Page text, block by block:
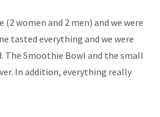
women and 2 men) and we were
tasted everything and we were
The Smoothie Bowl and the small
In addition, everything really